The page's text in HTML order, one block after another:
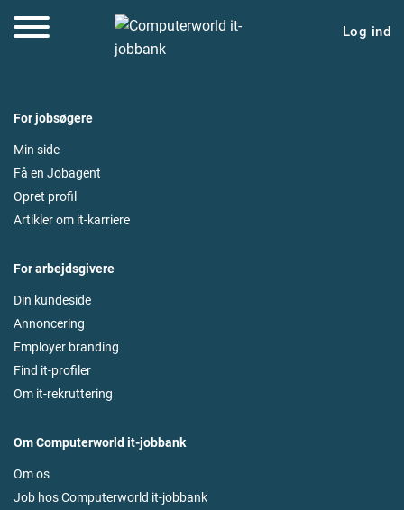
Log ind
For jobsøgere
Min side
Få en Jobagent
Opret profil
Artikler om it-karriere
For arbejdsgivere
Din kundeside
Annoncering
Employer branding
Find it-profiler
Om it-rekruttering
Om Computerworld it-jobbank
Om os
Job hos Computerworld it-jobbank